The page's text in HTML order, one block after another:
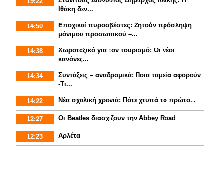
Ιθάκη δεν...
14:50
Εποχικοί πυροσβέστες: Ζητούν πρόσληψη
μόνιμου προσωπικού –...
14:38
Χωροταξικό για τον τουρισμό: Οι νέοι
κανόνες...
14:34
Συντάξεις – αναδρομικά: Ποια ταμεία αφορούν
-Τι...
14:22 Νέα σχολική χρονιά: Πότε χτυπά το πρώτο...
12:27 Οι Beatles διασχίζουν την Abbey Road
12:23 Αρλέτα